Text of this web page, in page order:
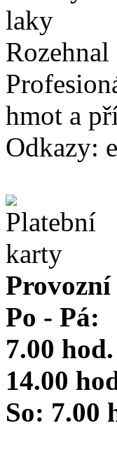
hmot a
Odkazy:
Provozní
Po - Pá:
7.00
14.00
So: 7.00